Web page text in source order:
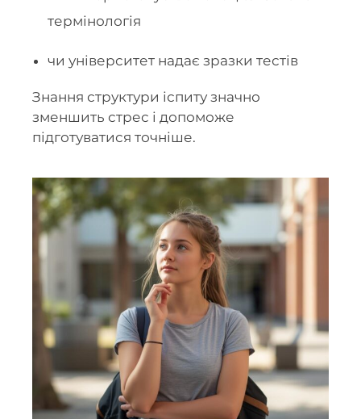
термінологія
чи університет надає зразки тестів
Знання структури іспиту значно
зменшить стрес і допоможе
підготуватися точніше.